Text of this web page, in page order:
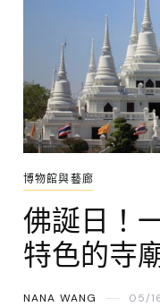
博物館與藝廊
佛誕日！
特色的寺
NANA WANG 05/